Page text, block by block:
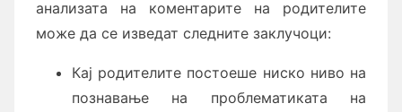
анализата на коментарите на родителите
може да се изведат следните заклучоци:
Кај родителите постоеше ниско ниво на
познавање на проблематиката на